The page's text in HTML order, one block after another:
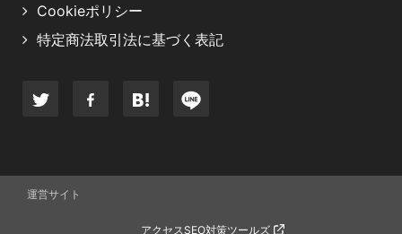
Cookieポリシー
特定商法取引法に基づく表記
運営サイト
アクセスSEO対策ツールズ